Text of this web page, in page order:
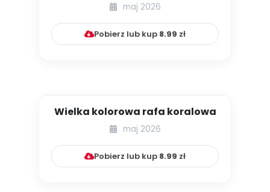
maj 2026
Pobierz lub kup 8.99 zł
Wielka kolorowa rafa koralowa
maj 2026
Pobierz lub kup 8.99 zł